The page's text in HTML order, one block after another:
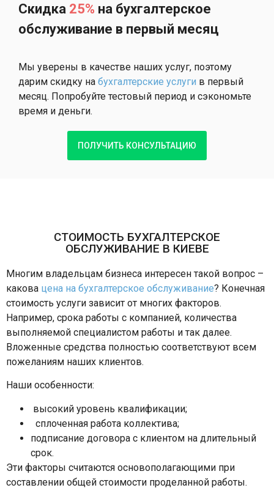
Скидка 25% на бухгалтерское
обслуживание в первый месяц
Мы уверены в качестве наших услуг, поэтому
дарим скидку на бухгалтерские услуги в первый
месяц. Попробуйте тестовый период и сэкономьте
время и деньги.
ПОЛУЧИТЬ КОНСУЛЬТАЦИЮ
СТОИМОСТЬ БУХГАЛТЕРСКОЕ
ОБСЛУЖИВАНИЕ В КИЕВЕ
Многим владельцам бизнеса интересен такой вопрос –
какова цена на бухгалтерское обслуживание? Конечная
стоимость услуги зависит от многих факторов.
Например, срока работы с компанией, количества
выполняемой специалистом работы и так далее.
Вложенные средства полностью соответствуют всем
пожеланиям наших клиентов.
Наши особенности:
высокий уровень квалификации;
сплоченная работа коллектива;
подписание договора с клиентом на длительный
срок.
Эти факторы считаются основополагающими при
составлении общей стоимости проделанной работы.